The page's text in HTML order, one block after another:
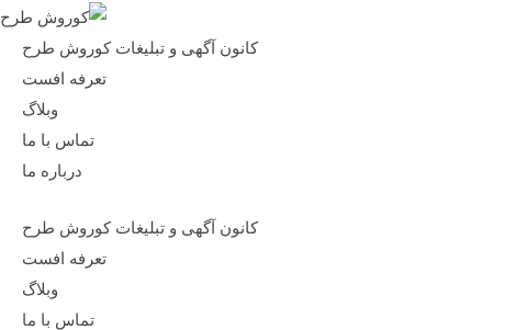
کانون آگهی و تبلیغات کوروش طرح
تعرفه افست
وبلاگ
تماس با ما
درباره ما
کانون آگهی و تبلیغات کوروش طرح
تعرفه افست
وبلاگ
تماس با ما